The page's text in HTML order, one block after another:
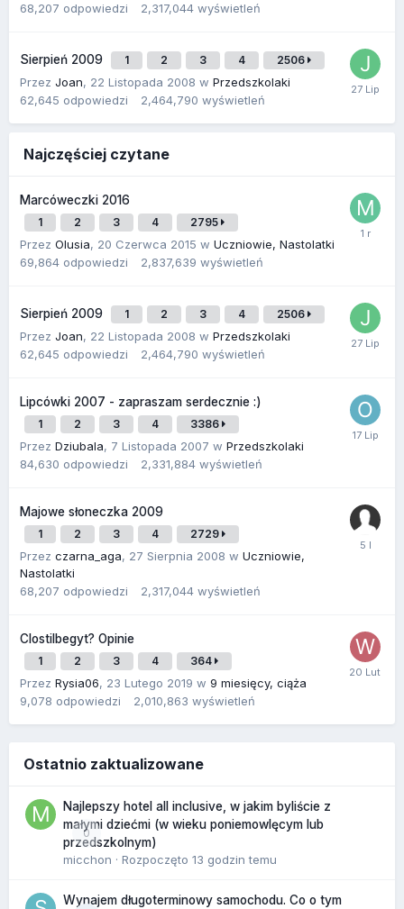
68,207 odpowiedzi 2,317,044 wyświetleń
Sierpień 2009 1 2 3 4 2506
Przez Joan, 22 Listopada 2008 w Przedszkolaki
62,645 odpowiedzi 2,464,790 wyświetleń
Najczęściej czytane
Marcóweczki 2016
1 2 3 4 2795
Przez Olusia, 20 Czerwca 2015 w Uczniowie, Nastolatki
69,864 odpowiedzi 2,837,639 wyświetleń
Sierpień 2009 1 2 3 4 2506
Przez Joan, 22 Listopada 2008 w Przedszkolaki
62,645 odpowiedzi 2,464,790 wyświetleń
Lipcówki 2007 - zapraszam serdecznie :)
1 2 3 4 3386
Przez Dziubala, 7 Listopada 2007 w Przedszkolaki
84,630 odpowiedzi 2,331,884 wyświetleń
Majowe słoneczka 2009
1 2 3 4 2729
Przez czarna_aga, 27 Sierpnia 2008 w Uczniowie,
Nastolatki
68,207 odpowiedzi 2,317,044 wyświetleń
Clostilbegyt? Opinie
1 2 3 4 364
Przez Rysia06, 23 Lutego 2019 w 9 miesięcy, ciąża
9,078 odpowiedzi 2,010,863 wyświetleń
Ostatnio zaktualizowane
0
Najlepszy hotel all inclusive, w jakim byliście z
małymi dziećmi (w wieku poniemowlęcym lub
przedszkolnym)
micchon · Rozpoczęto 13 godzin temu
Wynajem długoterminowy samochodu. Co o tym